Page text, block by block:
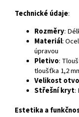
Technické údaje:
Rozměry:
Materiál:
úpravou
Pletivo:
tloušťka 1,2
Velikost
Střešní kryt:
Estetika a